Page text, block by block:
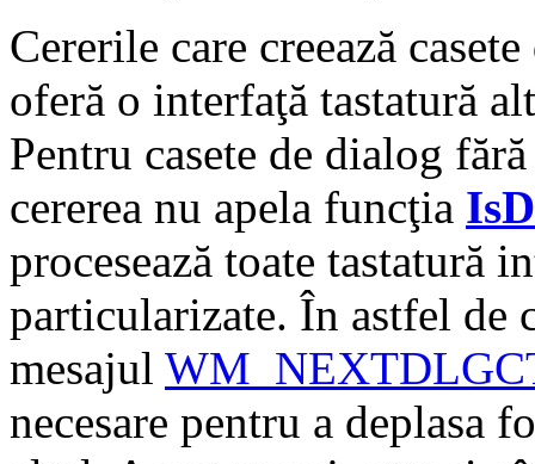
Cererile care creează
oferă o interfaţă tastatură
Pentru casete de dialog
cererea nu apela funcţia
procesează toate tastatură
particularizate. În astfel de
mesajul
necesare pentru a deplasa